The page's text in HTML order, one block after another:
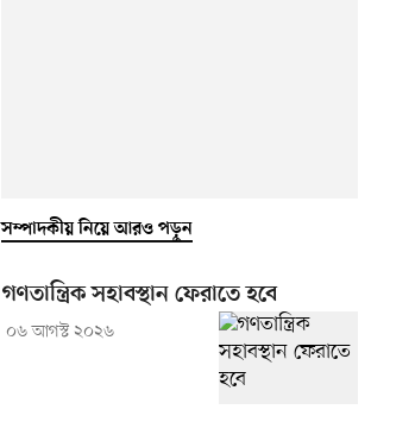
সম্পাদকীয় নিয়ে আরও পড়ুন
গণতান্ত্রিক সহাবস্থান ফেরাতে হবে
০৬ আগস্ট ২০২৬